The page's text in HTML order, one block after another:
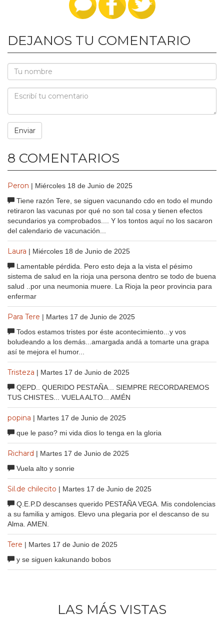
DEJANOS TU COMENTARIO
8 COMENTARIOS
Peron | Miércoles 18 de Junio de 2025
Tiene razón Tere, se siguen vacunando cdo en todo el mundo
retiraron las vacunas por qué no son tal cosa y tienen efectos
secundarios ya comprobados.... Y los tontos aquí no los sacaron
del calendario de vacunación...
Laura | Miércoles 18 de Junio de 2025
Lamentable pérdida. Pero esto deja a la vista el pésimo
sistema de salud en la rioja una persona dentro se todo de buena
salud ..por una neumonia muere. La Rioja la peor provincia para
enfermar
Para Tere | Martes 17 de Junio de 2025
Todos estamos tristes por éste acontecimiento...y vos
boludeando a los demás...amargada andá a tomarte una grapa
así te mejora el humor...
Tristeza | Martes 17 de Junio de 2025
QEPD.. QUERIDO PESTAÑA... SIEMPRE RECORDAREMOS
TUS CHISTES... VUELA ALTO... AMÉN
popina | Martes 17 de Junio de 2025
que le paso? mi vida dios lo tenga en la gloria
Richard | Martes 17 de Junio de 2025
Vuela alto y sonrie
Sil.de chilecito | Martes 17 de Junio de 2025
Q.E.P.D descanses querido PESTAÑA VEGA. Mis condolencias
a su familia y amigos. Elevo una plegaria por el descanso de su
Alma. AMEN.
Tere | Martes 17 de Junio de 2025
y se siguen kakunando bobos
LAS MÁS VISTAS